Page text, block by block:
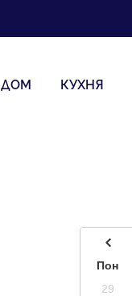
ДОМ КУХНЯ
Пон
29